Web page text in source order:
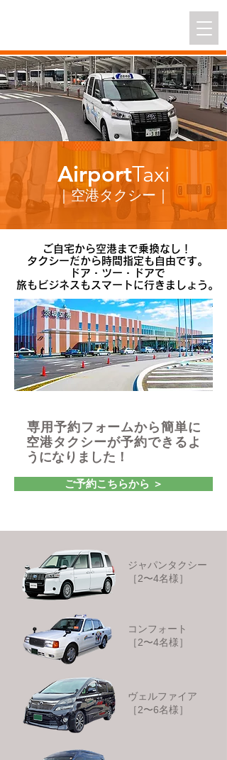
AirportTaxi
｜空港タクシー｜
ご自宅から空港まで乗換なし！
タクシーだから時間指定も自由です。
ドア・ツー・ドアで
​旅もビジネスもスマートに行きましょう。
​専用予約フォームから簡単に
空港タクシーが予約できるよ
うになりました！
ご予約こちらから ＞
コンフォート
​［2〜4名様］
ジャパンタクシー
​［2〜4名様］
ヴェルファイア
​［2〜6名様］